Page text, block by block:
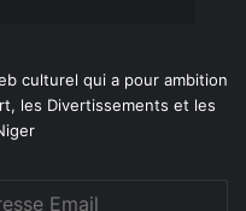
culturel qui a pour ambition
les Divertissements et les